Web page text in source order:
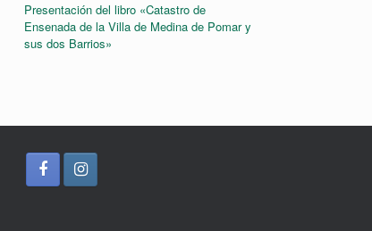
Presentación del libro «Catastro de
Ensenada de la Villa de Medina de Pomar y
sus dos Barrios»